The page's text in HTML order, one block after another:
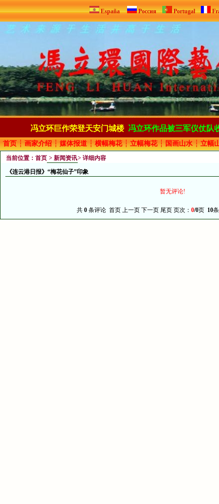
España Россия Portugal
冯立环巨作荣登天安门城楼 冯立环作品被三军仪仗队
首页 ┆ 画家介绍 ┆ 媒体报道 ┆ 横幅梅花 ┆ 立幅梅花 ┆ 国画山水 ┆ 立幅
当前位置： 首页 > 新闻资讯> 详细内容
《连云港日报》“梅花仙子”印象
暂无评论!
共0 条评论 首页 上一页 下一页 尾页 页次：0/0页 10